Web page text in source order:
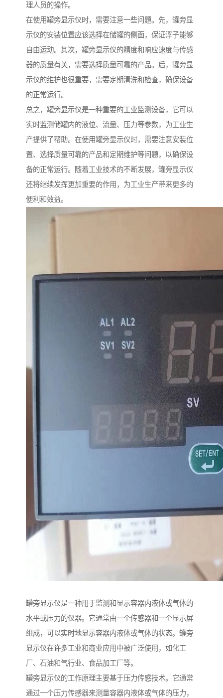
理人员的操作。
在使用罐旁显示仪时，需要注意一些问题。先，罐旁显
示仪的安装位置应该选择在储罐的侧面，保证浮子能够
自由运动。其次，罐旁显示仪的精度和响应速度与传感
器的质量有关，需要选择质量可靠的产品。后，罐旁显
示仪的维护也很重要，需要定期清洗和检查，确保设备
的正常运行。
总之，罐旁显示仪是一种重要的工业监测设备，它可以
实时监测储罐内的液位、流量、压力等参数，为工业生
产提供了帮助。在使用罐旁显示仪时，需要注意安装位
置、选择质量可靠的产品和定期维护等问题，以确保设
备的正常运行。随着工业技术的不断发展，罐旁显示仪
还将继续发挥更加重要的作用，为工业生产带来更多的
便利和效益。
罐旁显示仪是一种用于监测和显示容器内液体或气体的
水平或压力的仪器。它通常由一个传感器和一个显示屏
组成，可以实时地显示容器内液体或气体的状态。罐旁
显示仪在许多工业和商业应用中被广泛使用，如化工
厂、石油和气行业、食品加工厂等。
罐旁显示仪的工作原理主要基于压力传感技术。它通常
通过一个压力传感器来测量容器内液体或气体的压力，